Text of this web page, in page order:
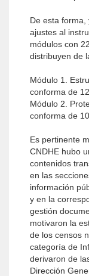
De esta forma,
ajustes al
módulos con
distribuyen de
Módulo 1.
conforma de
Módulo 2.
conforma de
Es pertinente
CNDHE hubo
contenidos
en las
información
y en la
gestión
motivaron la
de los censos
categoría de
derivaron de
Dirección